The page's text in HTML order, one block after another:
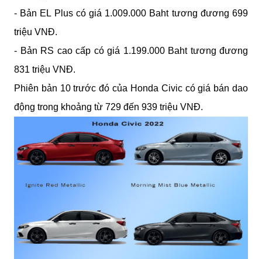
- Bản EL Plus có giá 1.009.000 Baht tương đương 699
triệu VNĐ.
- Bản RS cao cấp có giá 1.199.000 Baht tương đương
831 triệu VNĐ.
Phiên bản 10 trước đó của Honda Civic có giá bán dao
động trong khoảng từ 729 đến 939 triệu VNĐ.